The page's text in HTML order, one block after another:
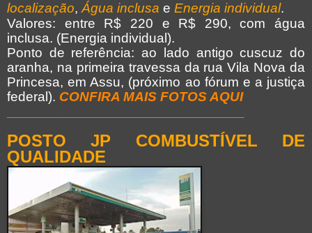
localização, Água inclusa e Energia individual.
Valores: entre R$ 220 e R$ 290, com água
inclusa. (Energia individual).
Ponto de referência: ao lado antigo cuscuz do
aranha, na primeira travessa da rua Vila Nova da
Princesa, em Assu, (próximo ao fórum e a justiça
federal). CONFIRA MAIS FOTOS AQUI
POSTO JP COMBUSTÍVEL DE
QUALIDADE